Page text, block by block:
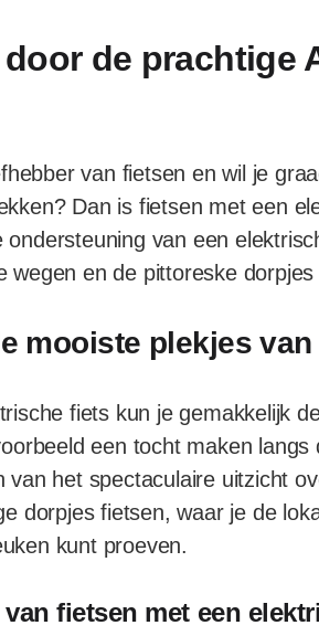
de prachtige
van fietsen en wil je
Dan is fietsen met een
ondersteuning van een
wegen en de pittoreske
mooiste plekjes
fiets kun je gemakkelijk
een tocht maken
van het spectaculaire uitzicht
dorpjes fietsen, waar je de
kunt proeven.
fietsen met een